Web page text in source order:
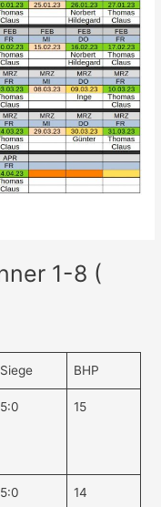
1-8 (
Siege BHP
5:0 15
5:0 14